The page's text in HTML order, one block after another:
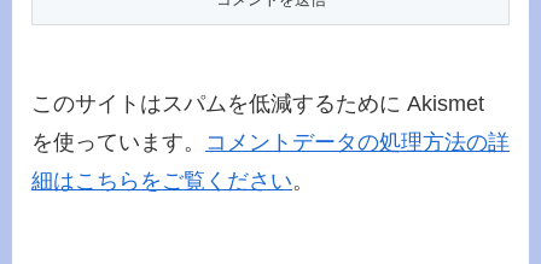
このサイトはスパムを低減するために Akismet
を使っています。 コメントデータの処理方法の詳
細はこちらをご覧ください。